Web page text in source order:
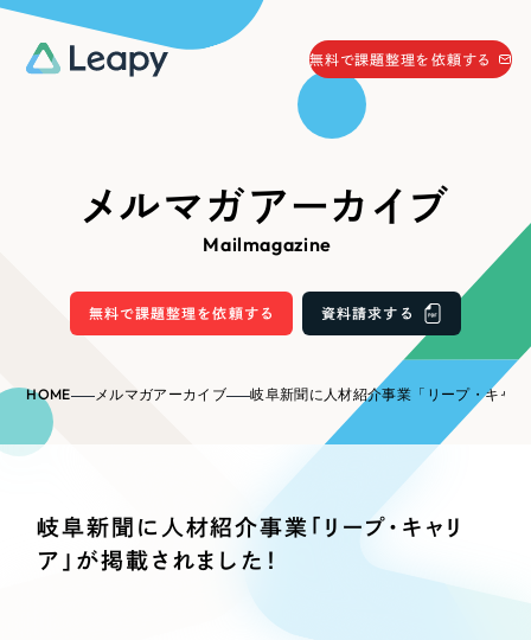
選ばれる理由
お役立ち情報
無料で課題整理を依頼する
058-215-0066
24時間受付
資料請求する
Webサイト制作
Company
メルマガアーカイブ
Mailmagazine
無料で課題整理を依頼する 資料請求する
HOME メルマガアーカイブ 岐阜新聞に人材紹介事業「リープ・キャリア」が掲載されまし
岐阜新聞に人材紹介事業「リープ・キャリ
ア」が掲載されました！